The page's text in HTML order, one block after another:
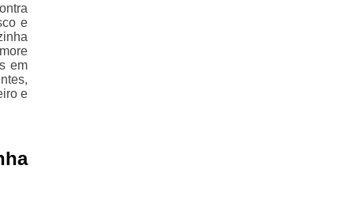
e
em
e